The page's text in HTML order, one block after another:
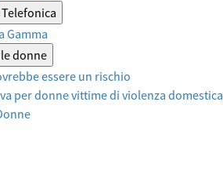
Gamma
donne
essere un rischio
per donne vittime di violenza domestica